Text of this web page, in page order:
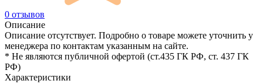
0 отзывов
Описание
Описание отсутствует. Подробно о товаре можете уточнить у
менеджера по контактам указанным на сайте.
* Не являются публичной офертой (ст.435 ГК РФ, cт. 437 ГК
РФ)
Характеристики